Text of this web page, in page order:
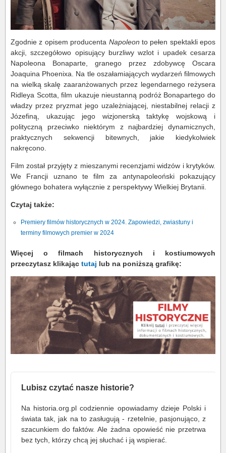
Zgodnie z opisem producenta Napoleon to pełen spektakli epos
akcji, szczegółowo opisujący burzliwy wzlot i upadek cesarza
Napoleona Bonaparte, granego przez zdobywcę Oscara
Joaquina Phoenixa. Na tle oszałamiających wydarzeń filmowych
na wielką skalę zaaranżowanych przez legendarnego reżysera
Ridleya Scotta, film ukazuje nieustanną podróż Bonapartego do
władzy przez pryzmat jego uzależniającej, niestabilnej relacji z
Józefiną, ukazując jego wizjonerską taktykę wojskową i
polityczną przeciwko niektórym z najbardziej dynamicznych,
praktycznych sekwencji bitewnych, jakie kiedykolwiek
nakręcono.
Film został przyjęty z mieszanymi recenzjami widzów i krytyków.
We Francji uznano te film za antynapoleoński pokazujący
głównego bohatera wyłącznie z perspektywy Wielkiej Brytanii.
Czytaj także:
Premiery filmów historycznych w 2024. Zapowiedzi, zwiastuny i
terminy filmowych premier w 2024
Więcej o filmach historycznych i kostiumowych
przeczytasz klikając tutaj lub na poniższą grafikę:
Lubisz czytać nasze historie?
Na historia.org.pl codziennie opowiadamy dzieje Polski i
świata tak, jak na to zasługują - rzetelnie, pasjonująco, z
szacunkiem do faktów. Ale żadna opowieść nie przetrwa
bez tych, którzy chcą jej słuchać i ją wspierać.